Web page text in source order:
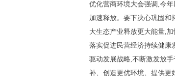
优化营商环境大会强调,今
加速释放。要下决心巩固和
大生态产业释放更大能量,
落实促进民营经济持续健康
驱动发展战略,不断激发放
补、创造更优环境、提供更